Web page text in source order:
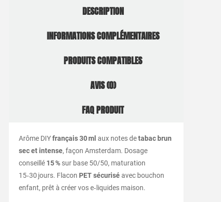
DESCRIPTION
INFORMATIONS COMPLÉMENTAIRES
PRODUITS COMPATIBLES
AVIS (0)
FAQ PRODUIT
Arôme DIYfrançais 30 ml aux notes detabac brun
sec et intense, façon Amsterdam. Dosage
conseillé 15 %sur base 50/50, maturation
15‑30 jours. Flacon PET sécuriséavec bouchon
enfant, prêt à créer vos e‑liquides maison.